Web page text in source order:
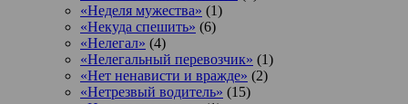
«Неделя мужества» (1)
«Некуда спешить» (6)
«Нелегал» (4)
«Нелегальный перевозчик» (1)
«Нет ненависти и вражде» (2)
«Нетрезвый водитель» (15)